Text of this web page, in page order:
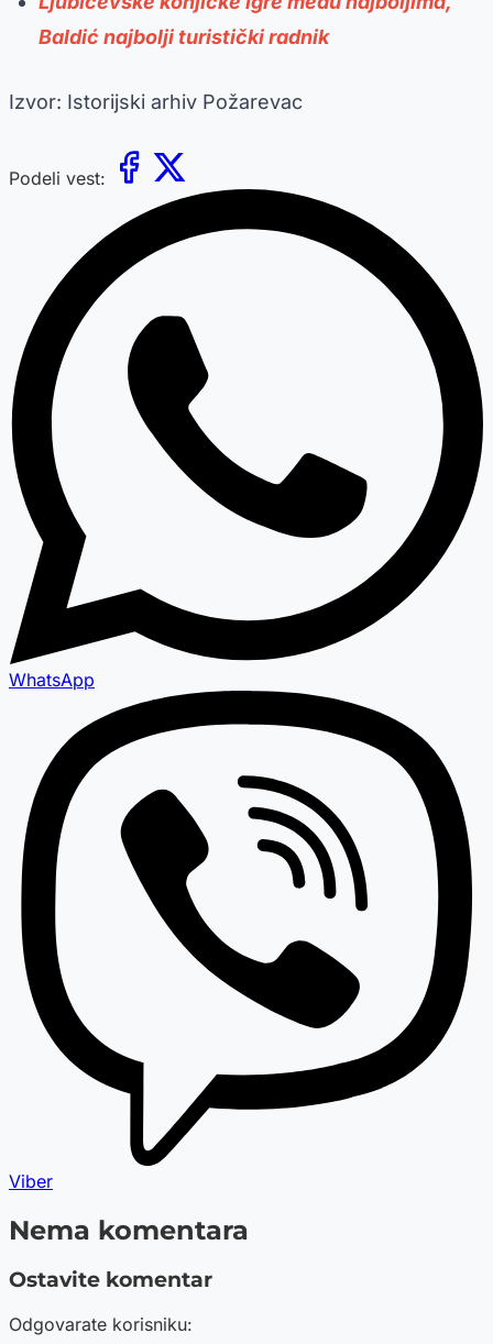
Baldić najbolji turistički radnik
Izvor: Istorijski arhiv Požarevac
Podeli vest:
WhatsApp
Viber
Nema komentara
Ostavite komentar
Odgovarate korisniku: